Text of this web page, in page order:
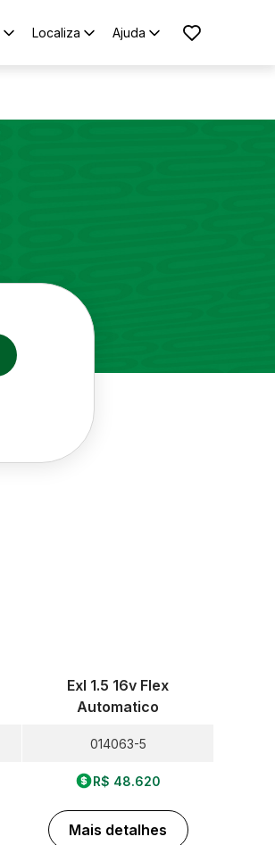
Localiza Ajuda
Exl 1.5 16v Flex
Automatico
014063-5
R$ 48.620
Mais detalhes